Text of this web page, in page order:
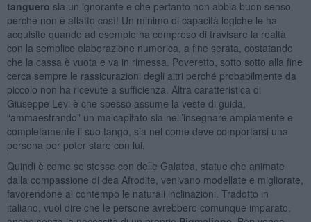
tanguero sia un ignorante e che pertanto non abbia buon senso
perché non è affatto così! Un minimo di capacità logiche le ha
acquisite quando ad esempio ha compreso di travisare la realtà
con la semplice elaborazione numerica, a fine serata, costatando
che la cassa è vuota e va in rimessa. Poveretto, sotto sotto alla fine
cerca sempre le rassicurazioni degli altri perché probabilmente da
piccolo non ha ricevute a sufficienza. Altra caratteristica di
Giuseppe Levi è che spesso assume la veste di guida,
“ammaestrando” un malcapitato sia nell’insegnare ampiamente e
completamente il suo tango, sia nel come deve comportarsi una
persona per poter stare con lui.
Quindi è come se stesse con delle Galatea, statue che animate
dalla compassione di dea Afrodite, venivano modellate e migliorate,
favorendone al contempo le naturali inclinazioni. Tradotto in
italiano, vuol dire che le persone avrebbero comunque imparato,